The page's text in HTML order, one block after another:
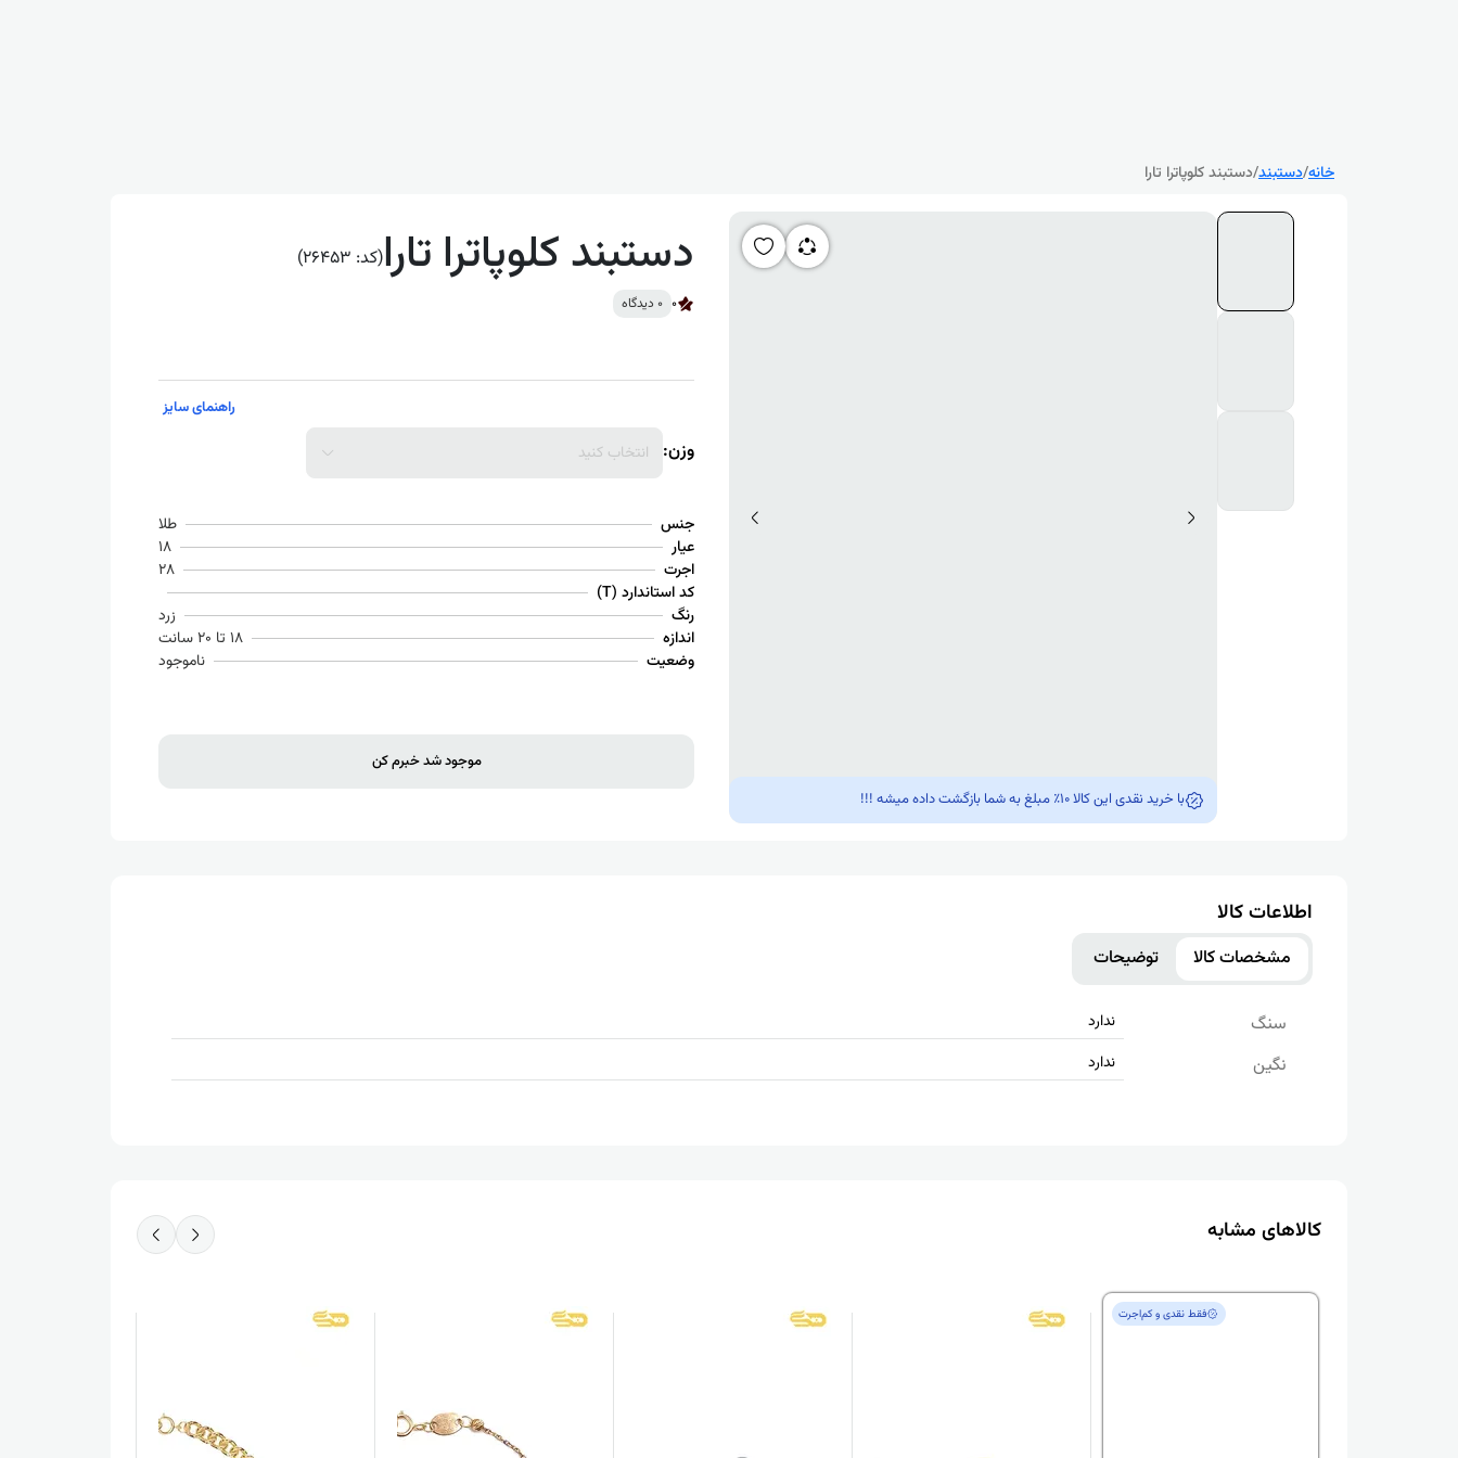
خانه/دستبند/دستبند کلوپاترا تارا
با خرید نقدی این کالا 10٪ مبلغ به شما بازگشت داده میشه !!!
دستبند کلوپاترا تارا(کد: 26453)
0 0 دیدگاه
راهنمای سایز
وزن: انتخاب کنید
جنس
طلا
عیار
18
اجرت
28
کد استاندارد (T)
رنگ
زرد
اندازه
18 تا 20 سانت
وضعیت
ناموجود
موجود شد خبرم کن
اطلاعات کالا
مشخصات کالا توضیحات
سنگ ندارد
نگین ندارد
کالاهای مشابه
فقط‌ نقدی و کم‌اجرت